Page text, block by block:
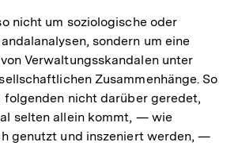
nicht um soziologische oder
sondern um eine
Verwaltungsskandalen unter
Zusammenhänge. So
folgenden nicht darüber geredet,
selten allein kommt, — wie
genutzt und inszeniert werden, —